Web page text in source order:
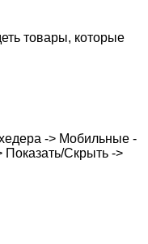
товары, которые
-> Мобильные -
Скрыть ->